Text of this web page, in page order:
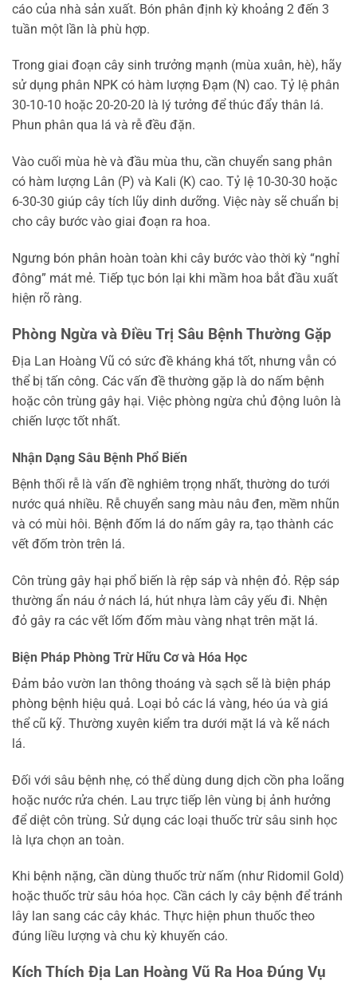
cáo của nhà sản xuất. Bón phân định kỳ khoảng 2 đến 3
tuần một lần là phù hợp.
Trong giai đoạn cây sinh trưởng mạnh (mùa xuân, hè), hãy
sử dụng phân NPK có hàm lượng Đạm (N) cao. Tỷ lệ phân
30-10-10 hoặc 20-20-20 là lý tưởng để thúc đẩy thân lá.
Phun phân qua lá và rễ đều đặn.
Vào cuối mùa hè và đầu mùa thu, cần chuyển sang phân
có hàm lượng Lân (P) và Kali (K) cao. Tỷ lệ 10-30-30 hoặc
6-30-30 giúp cây tích lũy dinh dưỡng. Việc này sẽ chuẩn bị
cho cây bước vào giai đoạn ra hoa.
Ngưng bón phân hoàn toàn khi cây bước vào thời kỳ “nghỉ
đông” mát mẻ. Tiếp tục bón lại khi mầm hoa bắt đầu xuất
hiện rõ ràng.
Phòng Ngừa và Điều Trị Sâu Bệnh Thường Gặp
Địa Lan Hoàng Vũ có sức đề kháng khá tốt, nhưng vẫn có
thể bị tấn công. Các vấn đề thường gặp là do nấm bệnh
hoặc côn trùng gây hại. Việc phòng ngừa chủ động luôn là
chiến lược tốt nhất.
Nhận Dạng Sâu Bệnh Phổ Biến
Bệnh thối rễ là vấn đề nghiêm trọng nhất, thường do tưới
nước quá nhiều. Rễ chuyển sang màu nâu đen, mềm nhũn
và có mùi hôi. Bệnh đốm lá do nấm gây ra, tạo thành các
vết đốm tròn trên lá.
Côn trùng gây hại phổ biến là rệp sáp và nhện đỏ. Rệp sáp
thường ẩn náu ở nách lá, hút nhựa làm cây yếu đi. Nhện
đỏ gây ra các vết lốm đốm màu vàng nhạt trên mặt lá.
Biện Pháp Phòng Trừ Hữu Cơ và Hóa Học
Đảm bảo vườn lan thông thoáng và sạch sẽ là biện pháp
phòng bệnh hiệu quả. Loại bỏ các lá vàng, héo úa và giá
thể cũ kỹ. Thường xuyên kiểm tra dưới mặt lá và kẽ nách
lá.
Đối với sâu bệnh nhẹ, có thể dùng dung dịch cồn pha loãng
hoặc nước rửa chén. Lau trực tiếp lên vùng bị ảnh hưởng
để diệt côn trùng. Sử dụng các loại thuốc trừ sâu sinh học
là lựa chọn an toàn.
Khi bệnh nặng, cần dùng thuốc trừ nấm (như Ridomil Gold)
hoặc thuốc trừ sâu hóa học. Cần cách ly cây bệnh để tránh
lây lan sang các cây khác. Thực hiện phun thuốc theo
đúng liều lượng và chu kỳ khuyến cáo.
Kích Thích Địa Lan Hoàng Vũ Ra Hoa Đúng Vụ